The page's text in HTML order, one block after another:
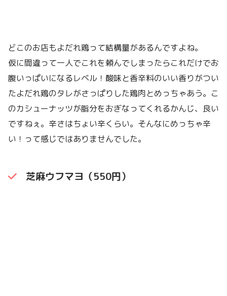
どこのお店もよだれ鶏って結構量があるんですよね。
仮に間違って一人でこれを頼んでしまったらこれだけでお
腹いっぱいになるレベル！酸味と香辛料のいい香りがつい
たよだれ鶏のタレがさっぱりした鶏肉とめっちゃあう。こ
のカシューナッツが脂分をおぎなってくれるかんじ、良い
ですねぇ。辛さはちょい辛くらい。そんなにめっちゃ辛
い！って感じではありませんでした。
芝麻ウフマヨ（550円）